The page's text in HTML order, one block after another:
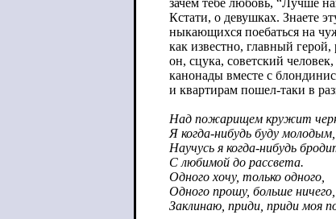
зачем тебе любовь, “Лучше
Кстати, о девушках. Знаете
ныкающихся поебаться на
как известно, главный
он, сцука, советский
канонады вместе с
и квартирам пошел-таки в
Над пожарищем кружит
Я когда-нибудь буду молодым,
Научусь я когда-нибудь
С любимой до рассвета.
Одного хочу, только одного,
Одного прошу, больше ничего,
Заклинаю, приди, приди моя